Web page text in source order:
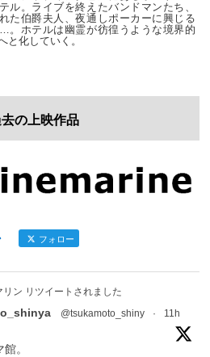
ル。ライブを終えたバンドマンたち、
た伯爵夫人、夜通しポーカーに興じる
。ホテルは幽霊が彷徨うような境界的
と化していく。
の上映作品
フォロー
リン リツイートされました
@tsukamoto_shiny · 11h
。